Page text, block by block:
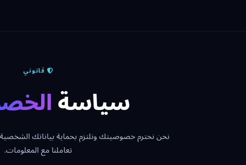
قانوني
سياسة
نحن نحترم خصوصيتك ونلتزم بحماية بياناتك
تعاملنا مع المعلومات.